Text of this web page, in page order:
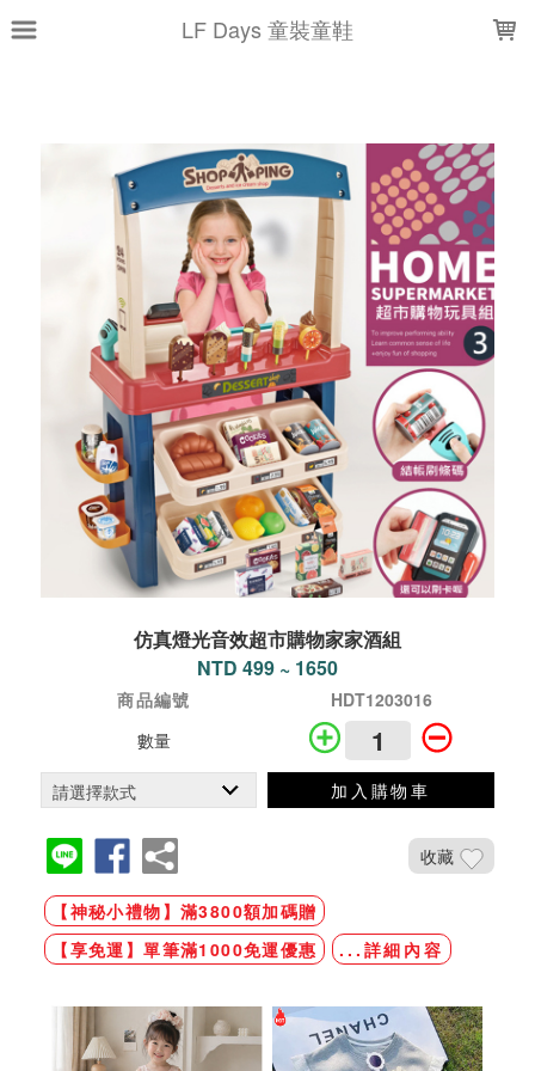
LF Days 童裝童鞋
仿真燈光音效超市購物家家酒組
NTD 499 ~ 1650
商品編號
HDT1203016
數量
加入購物車
收藏
【神秘小禮物】滿3800額加碼贈
【享免運】單筆滿1000免運優惠
...詳細內容